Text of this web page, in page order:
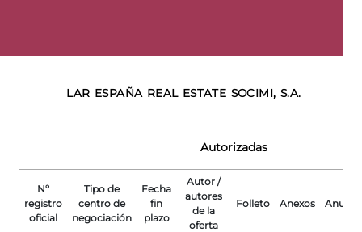
LAR ESPAÑA REAL ESTATE SOCIMI, S.A.
Autorizadas
Nº
registro
oficial
Tipo de
centro de
negociación
Fecha
fin
plazo
Autor /
autores
de la
oferta
Folleto Anexos